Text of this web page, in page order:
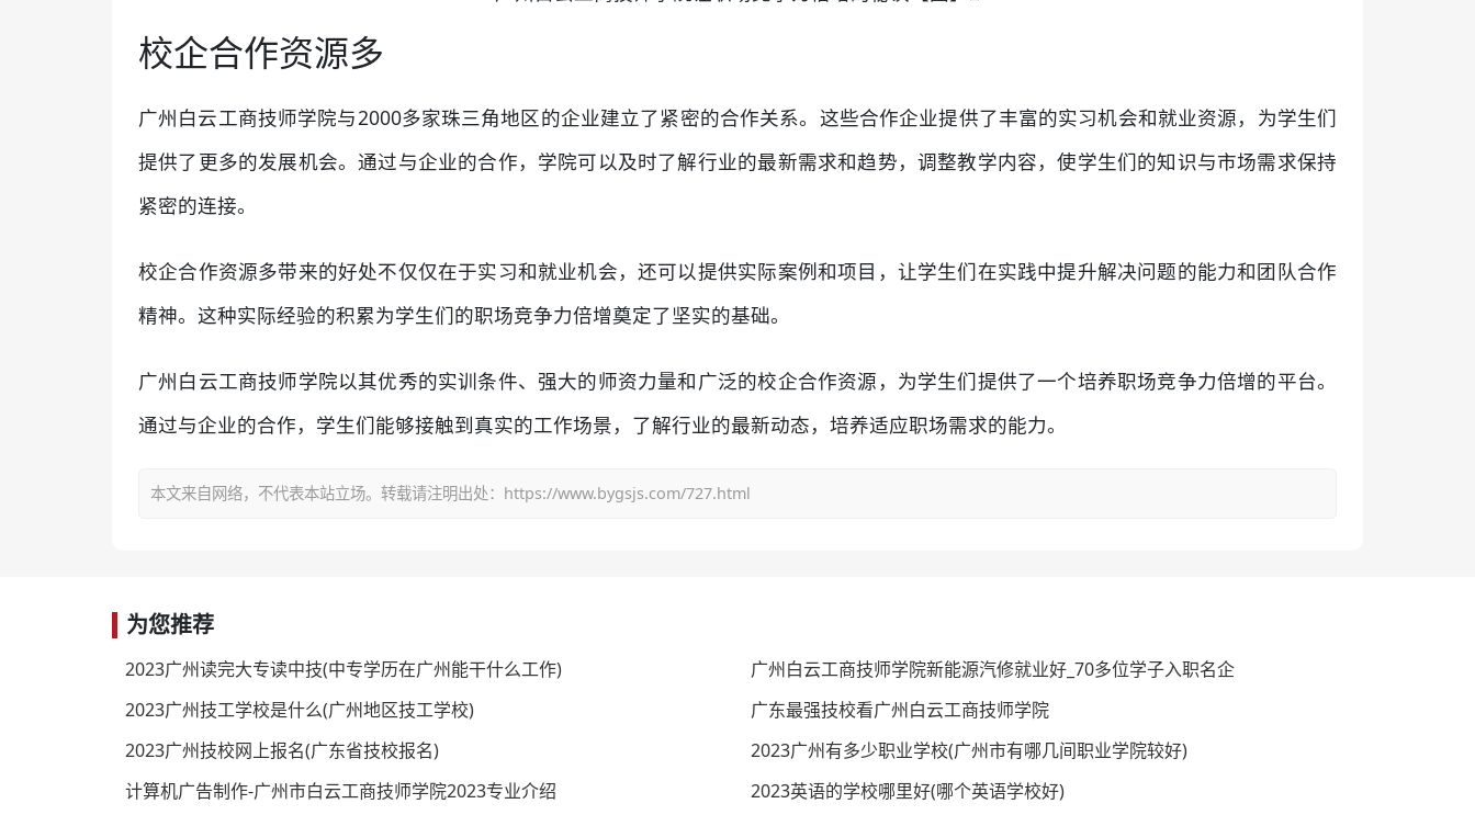
校企合作资源多
广州白云工商技师学院与2000多家珠三角地区的企业建立了紧密的合作关系。这些合作企业提供了丰富的实习机会和就业资源，为学生们
提供了更多的发展机会。通过与企业的合作，学院可以及时了解行业的最新需求和趋势，调整教学内容，使学生们的知识与市场需求保持
紧密的连接。
校企合作资源多带来的好处不仅仅在于实习和就业机会，还可以提供实际案例和项目，让学生们在实践中提升解决问题的能力和团队合作
精神。这种实际经验的积累为学生们的职场竞争力倍增奠定了坚实的基础。
广州白云工商技师学院以其优秀的实训条件、强大的师资力量和广泛的校企合作资源，为学生们提供了一个培养职场竞争力倍增的平台。
通过与企业的合作，学生们能够接触到真实的工作场景，了解行业的最新动态，培养适应职场需求的能力。
本文来自网络，不代表本站立场。转载请注明出处：https://www.bygsjs.com/727.html
为您推荐
2023广州读完大专读中技(中专学历在广州能干什么工作)
广州白云工商技师学院新能源汽修就业好_70多位学子入职名企
2023广州技工学校是什么(广州地区技工学校)
广东最强技校看广州白云工商技师学院
2023广州技校网上报名(广东省技校报名)
2023广州有多少职业学校(广州市有哪几间职业学院较好)
计算机广告制作-广州市白云工商技师学院2023专业介绍
2023英语的学校哪里好(哪个英语学校好)